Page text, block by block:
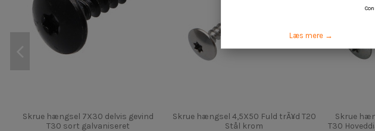
Skrue hængsel 7X30 delvis gevind
T30 sort galvaniseret
Skrue hængsel 4,5X50 Fuld trÃ¥d T20
Stål krom
Skrue
T30
Læs mere →